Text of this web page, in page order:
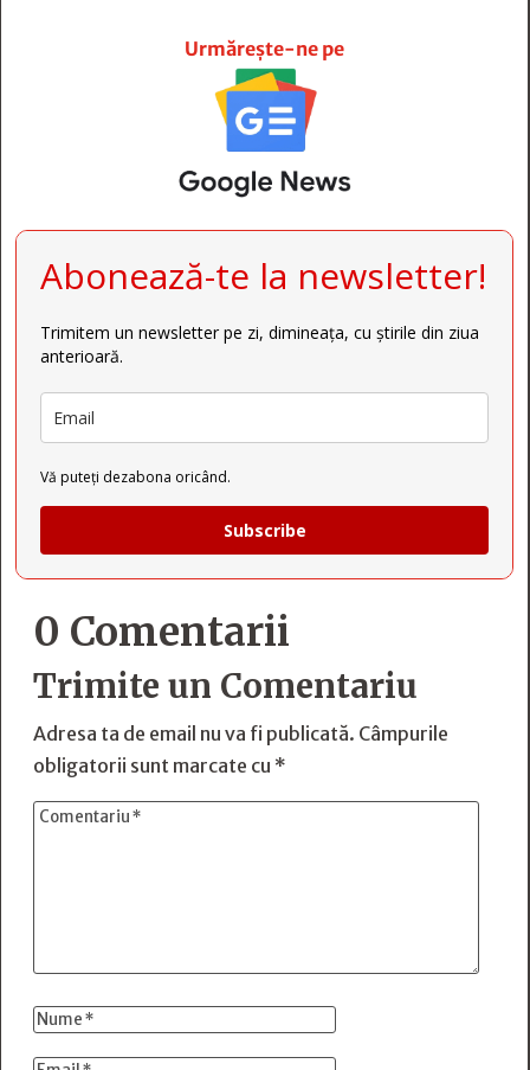
Urmărește-ne pe
Abonează-te la newsletter!
Trimitem un newsletter pe zi, dimineața, cu știrile din ziua
anterioară.
Vă puteți dezabona oricând.
Subscribe
0 Comentarii
Trimite un Comentariu
Adresa ta de email nu va fi publicată. Câmpurile
obligatorii sunt marcate cu *